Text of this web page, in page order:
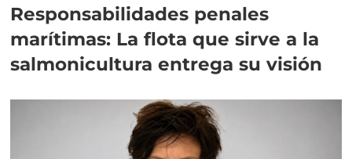
Responsabilidades penales
marítimas: La flota que sirve a la
salmonicultura entrega su visión